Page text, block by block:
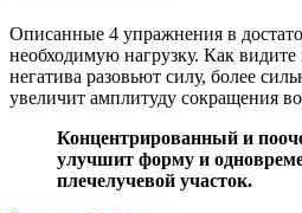
Описанные 4 упражнения в
необходимую нагрузку. Как
негатива разовьют силу, более
увеличит амплитуду сокращения
Концентрированный и
улучшит форму и
плечелучевой участок.